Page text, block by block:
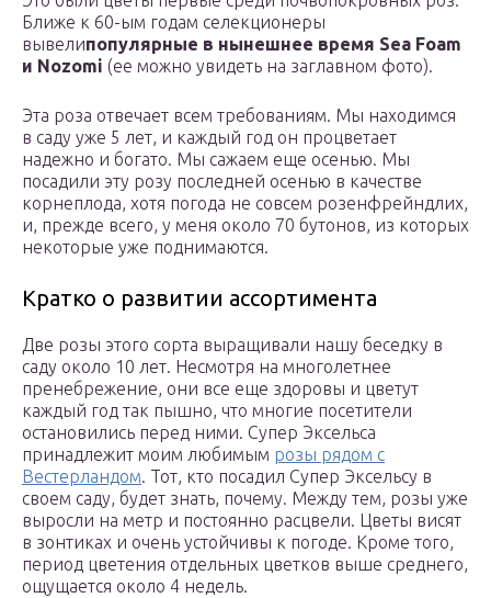
Ближе к 60-ым годам селекционеры
вывелипопулярные в нынешнее время Sea Foam
и Nozomi (ее можно увидеть на заглавном фото).
Эта роза отвечает всем требованиям. Мы находимся
в саду уже 5 лет, и каждый год он процветает
надежно и богато. Мы сажаем еще осенью. Мы
посадили эту розу последней осенью в качестве
корнеплода, хотя погода не совсем розенфрейндлих,
и, прежде всего, у меня около 70 бутонов, из которых
некоторые уже поднимаются.
Кратко о развитии ассортимента
Две розы этого сорта выращивали нашу беседку в
саду около 10 лет. Несмотря на многолетнее
пренебрежение, они все еще здоровы и цветут
каждый год так пышно, что многие посетители
остановились перед ними. Супер Эксельса
принадлежит моим любимым розы рядом с
Вестерландом. Тот, кто посадил Супер Эксельсу в
своем саду, будет знать, почему. Между тем, розы уже
выросли на метр и постоянно расцвели. Цветы висят
в зонтиках и очень устойчивы к погоде. Кроме того,
период цветения отдельных цветков выше среднего,
ощущается около 4 недель.